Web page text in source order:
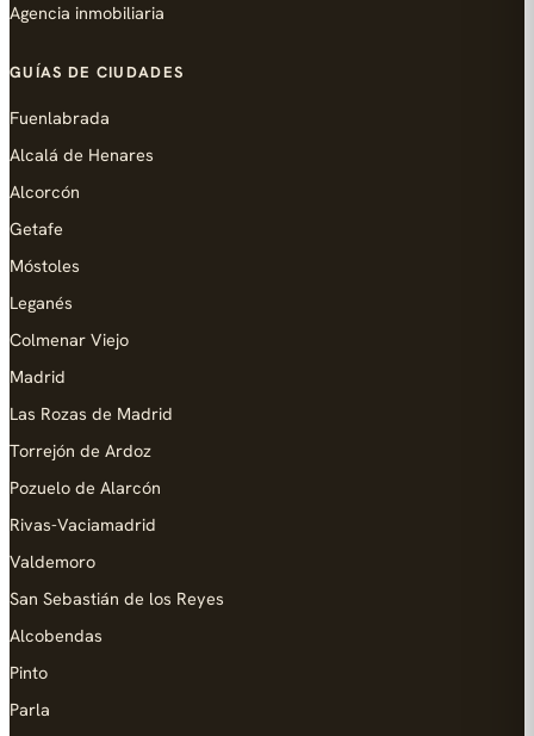
Agencia inmobiliaria
GUÍAS DE CIUDADES
Fuenlabrada
Alcalá de Henares
Alcorcón
Getafe
Móstoles
Leganés
Colmenar Viejo
Madrid
Las Rozas de Madrid
Torrejón de Ardoz
Pozuelo de Alarcón
Rivas-Vaciamadrid
Valdemoro
San Sebastián de los Reyes
Alcobendas
Pinto
Parla